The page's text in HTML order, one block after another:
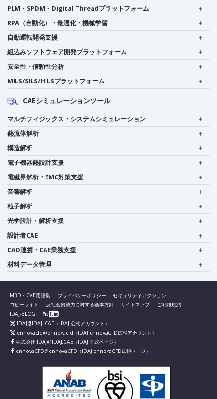
PLM・SPDM・Digital Threadプラットフォーム
RPA（自動化）・最適化・機械学習
自動運転開発支援
組込みソフトウェア開発プラットフォーム
安全性・信頼性分析
MILS/SILS/HILSプラットフォーム
CAEシミュレーションツール
マルチフィジックス・システムシミュレーション
熱流体解析
構造解析
電子機器熱設計支援
電磁界解析・EMC対策支援
音響解析
粒子解析
光学設計・解析支援
設計者CAE
CAD連携・CAE業務支援
材料データ管理
MBD・CAE用語集 プライバシーポリシー
セキュリティアクション
コピーライト
反社会的勢力に対する基本方針 サイトマップ
ご利用規約
IDAJ-BLOG
IDAJ@IDAJ_CAE （IDAJ 公式アカウント）
ennovacfd@ennovacfd （IDAJ ennovaCFD広報アカウント）
株式会社 IDAJ@IDAJ.CAE （IDAJ 公式ページ）
ennovaCFD@ennovaCFD （IDAJ ennovaCFD広報ページ）